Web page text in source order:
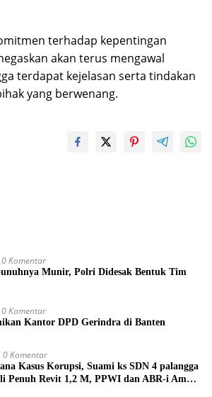
terhadap kepentingan
akan terus mengawal
terdapat kejelasan serta tindakan
yang berwenang.
0 Komentar
Munir, Polri Didesak Bentuk Tim
0 Komentar
Kantor DPD Gerindra di Banten
0 Komentar
Kasus Korupsi, Suami ks SDN 4 palangga
Penuh Revit 1,2 M, PPWI dan ABR-i Ambil